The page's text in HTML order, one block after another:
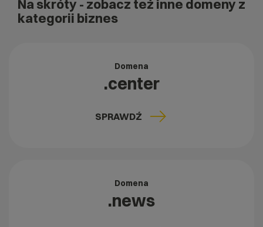
Na skróty - zobacz też inne domeny z
kategorii biznes
Domena
.center
SPRAWDŹ
Domena
.news